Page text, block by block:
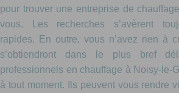
pour trouver une entreprise de
vous. Les recherches s’avèrent
rapides. En outre, vous n’avez rien à
s’obtiendront dans le plus bref
professionnels en chauffage à Noisy-le-
à tout moment. Ils peuvent vous rendre